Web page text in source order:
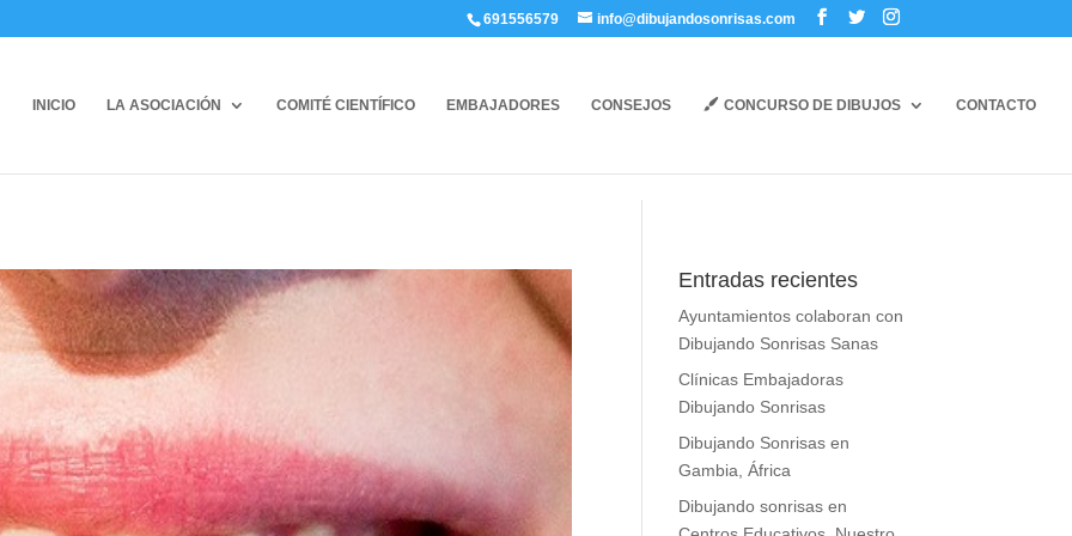
691556579 info@dibujandosonrisas.com
INICIO LA ASOCIACIÓN COMITÉ CIENTÍFICO EMBAJADORES CONSEJOS CONCURSO DE DIBUJOS CONTACTO
Entradas recientes
Ayuntamientos colaboran con
Dibujando Sonrisas Sanas
Clínicas Embajadoras
Dibujando Sonrisas
Dibujando Sonrisas en
Gambia, África
Dibujando sonrisas en